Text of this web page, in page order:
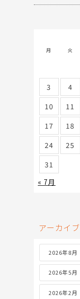
月 火
3
4
10
11
17
18
24
25
31
« 7月
アーカイブ
2026年8月
2026年5月
2026年2月